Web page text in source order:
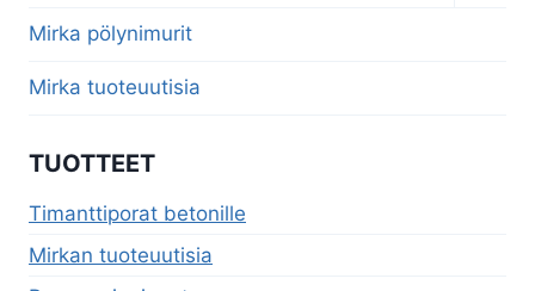
Mirka pölynimurit
Mirka tuoteuutisia
TUOTTEET
Timanttiporat betonille
Mirkan tuoteuutisia